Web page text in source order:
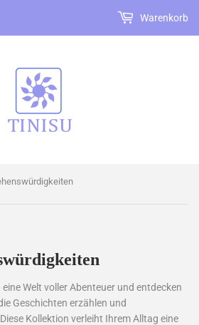
Warenkorb
Welt voller Abenteuer und entdecken
Geschichten erzählen und
Kollektion verleiht Ihrem Alltag eine